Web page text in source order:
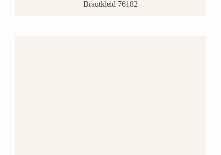
Brautkleid 76182